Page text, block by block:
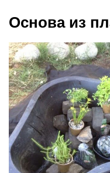
Основа из